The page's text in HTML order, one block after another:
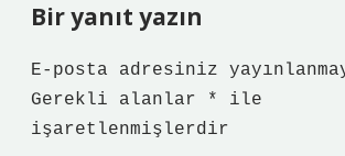
Bir yanıt yazın
E-posta adresiniz
Gerekli alanlar
*
ile
işaretlenmişlerdir